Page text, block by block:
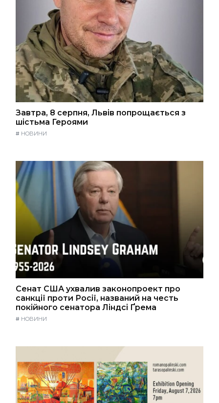
Завтра, 8 серпня, Львів попрощається з
шістьма Героями
# НОВИНИ
Сенат США ухвалив законопроект про
санкції проти Росії, названий на честь
покійного сенатора Ліндсі Ґрема
# НОВИНИ